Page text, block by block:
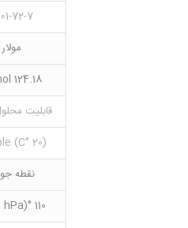
72-7
مولار
124.18 g/mol
قابلیت
(20 °C) soluble
نقطه
110 °C (20 hPa)